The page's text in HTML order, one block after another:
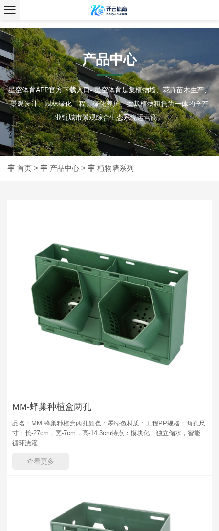
、
产品中心
星空体育APP官方下载入口- 星空体育是集植物墙、花卉苗木生产、
景观设计、园林绿化工程、绿化养护、盆栽植物租赁为一体的全产
业链城市景观综合生态系统运营商。
首页 > 产品中心 > 植物墙系列
MM-蜂巢种植盒两孔
品名：MM-蜂巢种植盒两孔颜色：墨绿色材质：工程PP规格：两孔尺
寸：长-27cm，宽-7cm，高-14.3cm特点：模块化，独立储水，智能水
循环浇灌
查看更多